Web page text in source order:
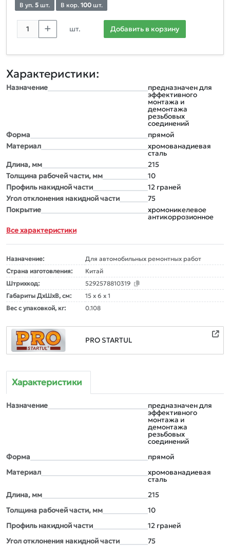
В уп. 5 шт. В кор. 100 шт.
шт. Добавить в корзину
Характеристики:
Назначение
предназначен для
эффективного
монтажа и
демонтажа
резьбовых
соединений
Форма
прямой
Материал
хромованадиевая
сталь
Длина, мм
215
Толщина рабочей части, мм
10
Профиль накидной части
12 граней
Угол отклонения накидной части
75
Покрытие
хромоникелевое
антикоррозионное
Все характеристики
Назначение:
Для автомобильных ремонтных работ
Страна изготовления:
Китай
Штрихкод:
5292578810319
Габариты ДxШxВ, см:
15 x 6 x 1
Вес с упаковкой, кг:
0.108
PRO STARTUL
Характеристики
Назначение
предназначен для
эффективного
монтажа и
демонтажа
резьбовых
соединений
Форма
прямой
Материал
хромованадиевая
сталь
Длина, мм
215
Толщина рабочей части, мм
10
Профиль накидной части
12 граней
Угол отклонения накидной части
75